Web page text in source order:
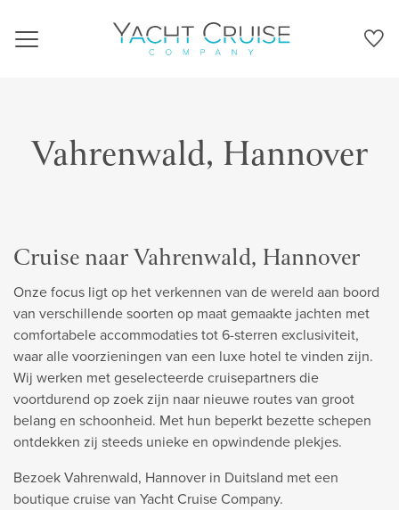
Navigation
Vahrenwald, Hannover
Cruise naar Vahrenwald, Hannover
Onze focus ligt op het verkennen van de wereld aan boord
van verschillende soorten op maat gemaakte jachten met
comfortabele accommodaties tot 6-sterren exclusiviteit,
waar alle voorzieningen van een luxe hotel te vinden zijn.
Wij werken met geselecteerde cruisepartners die
voortdurend op zoek zijn naar nieuwe routes van groot
belang en schoonheid. Met hun beperkt bezette schepen
ontdekken zij steeds unieke en opwindende plekjes.
Bezoek Vahrenwald, Hannover in Duitsland met een
boutique cruise van Yacht Cruise Company.